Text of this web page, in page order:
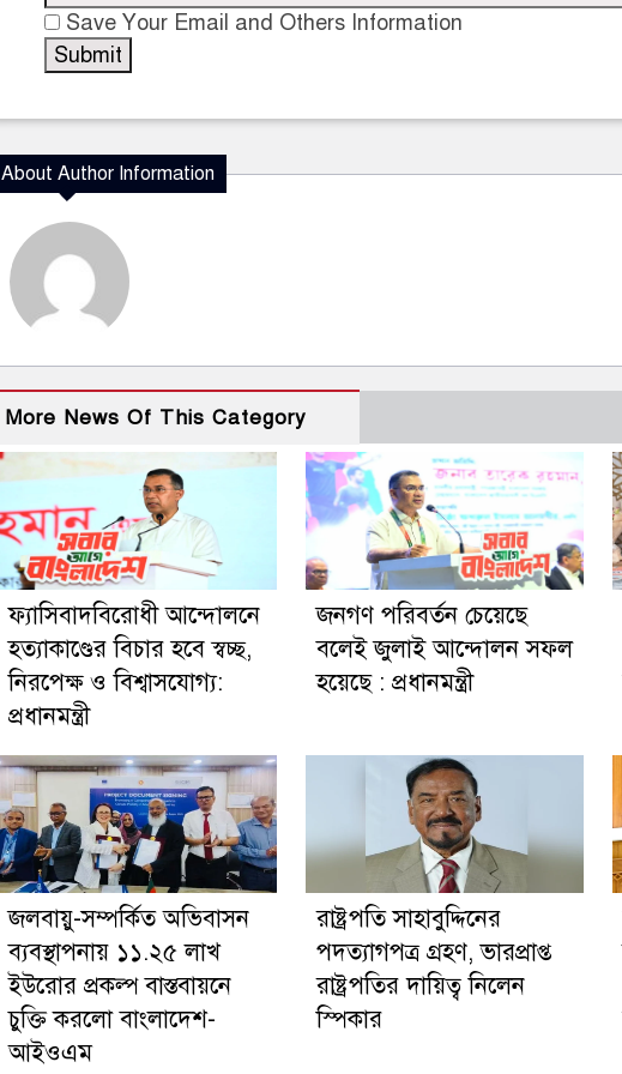
Save Your Email and Others Information
About Author Information
More News Of This Category
ফ্যাসিবাদবিরোধী আন্দোলনে
হত্যাকাণ্ডের বিচার হবে স্বচ্ছ,
নিরপেক্ষ ও বিশ্বাসযোগ্য:
প্রধানমন্ত্রী
জনগণ পরিবর্তন চেয়েছে
বলেই জুলাই আন্দোলন সফল
হয়েছে : প্রধানমন্ত্রী
জলবায়ু-সম্পর্কিত অভিবাসন
ব্যবস্থাপনায় ১১.২৫ লাখ
ইউরোর প্রকল্প বাস্তবায়নে
চুক্তি করলো বাংলাদেশ-
আইওএম
রাষ্ট্রপতি সাহাবুদ্দিনের
পদত্যাগপত্র গ্রহণ, ভারপ্রাপ্ত
রাষ্ট্রপতির দায়িত্ব নিলেন
স্পিকার